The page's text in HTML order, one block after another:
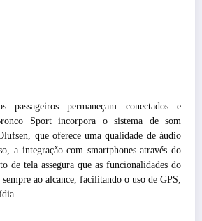
permaneçam conectados e
Sport incorpora o sistema de som
que oferece uma qualidade de áudio
a integração com smartphones através do
de tela assegura que as funcionalidades do
ao alcance, facilitando o uso de GPS,